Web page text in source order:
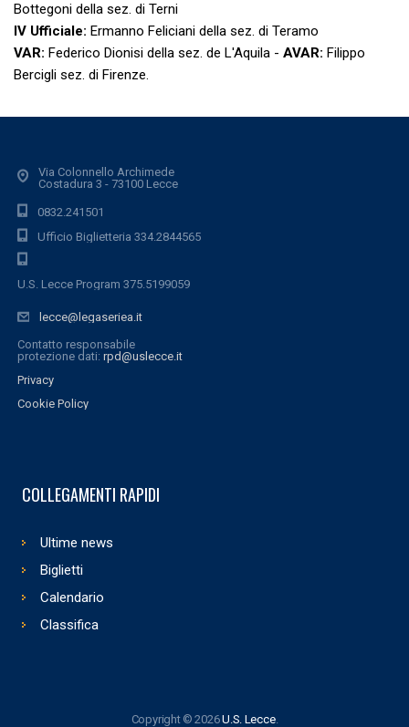
Bottegoni della sez. di Terni
IV Ufficiale: Ermanno Feliciani della sez. di Teramo
VAR: Federico Dionisi della sez. de L'Aquila - AVAR: Filippo
Bercigli sez. di Firenze.
Via Colonnello Archimede
Costadura 3 - 73100 Lecce
0832.241501
Ufficio Biglietteria 334.2844565
U.S. Lecce Program 375.5199059
lecce@legaseriea.it
Contatto responsabile
protezione dati: rpd@uslecce.it
Privacy
Cookie Policy
COLLEGAMENTI RAPIDI
Ultime news
Biglietti
Calendario
Classifica
Copyright © 2026U.S. Lecce.